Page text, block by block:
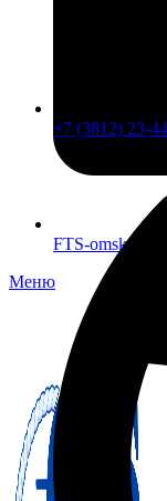
FTS-
Меню
+7 (3812) 23-